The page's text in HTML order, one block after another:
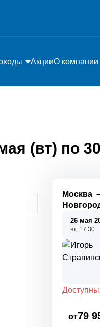
АкцииО компании
(вт) по
Москва
26 мая
вт, 17:30
от79